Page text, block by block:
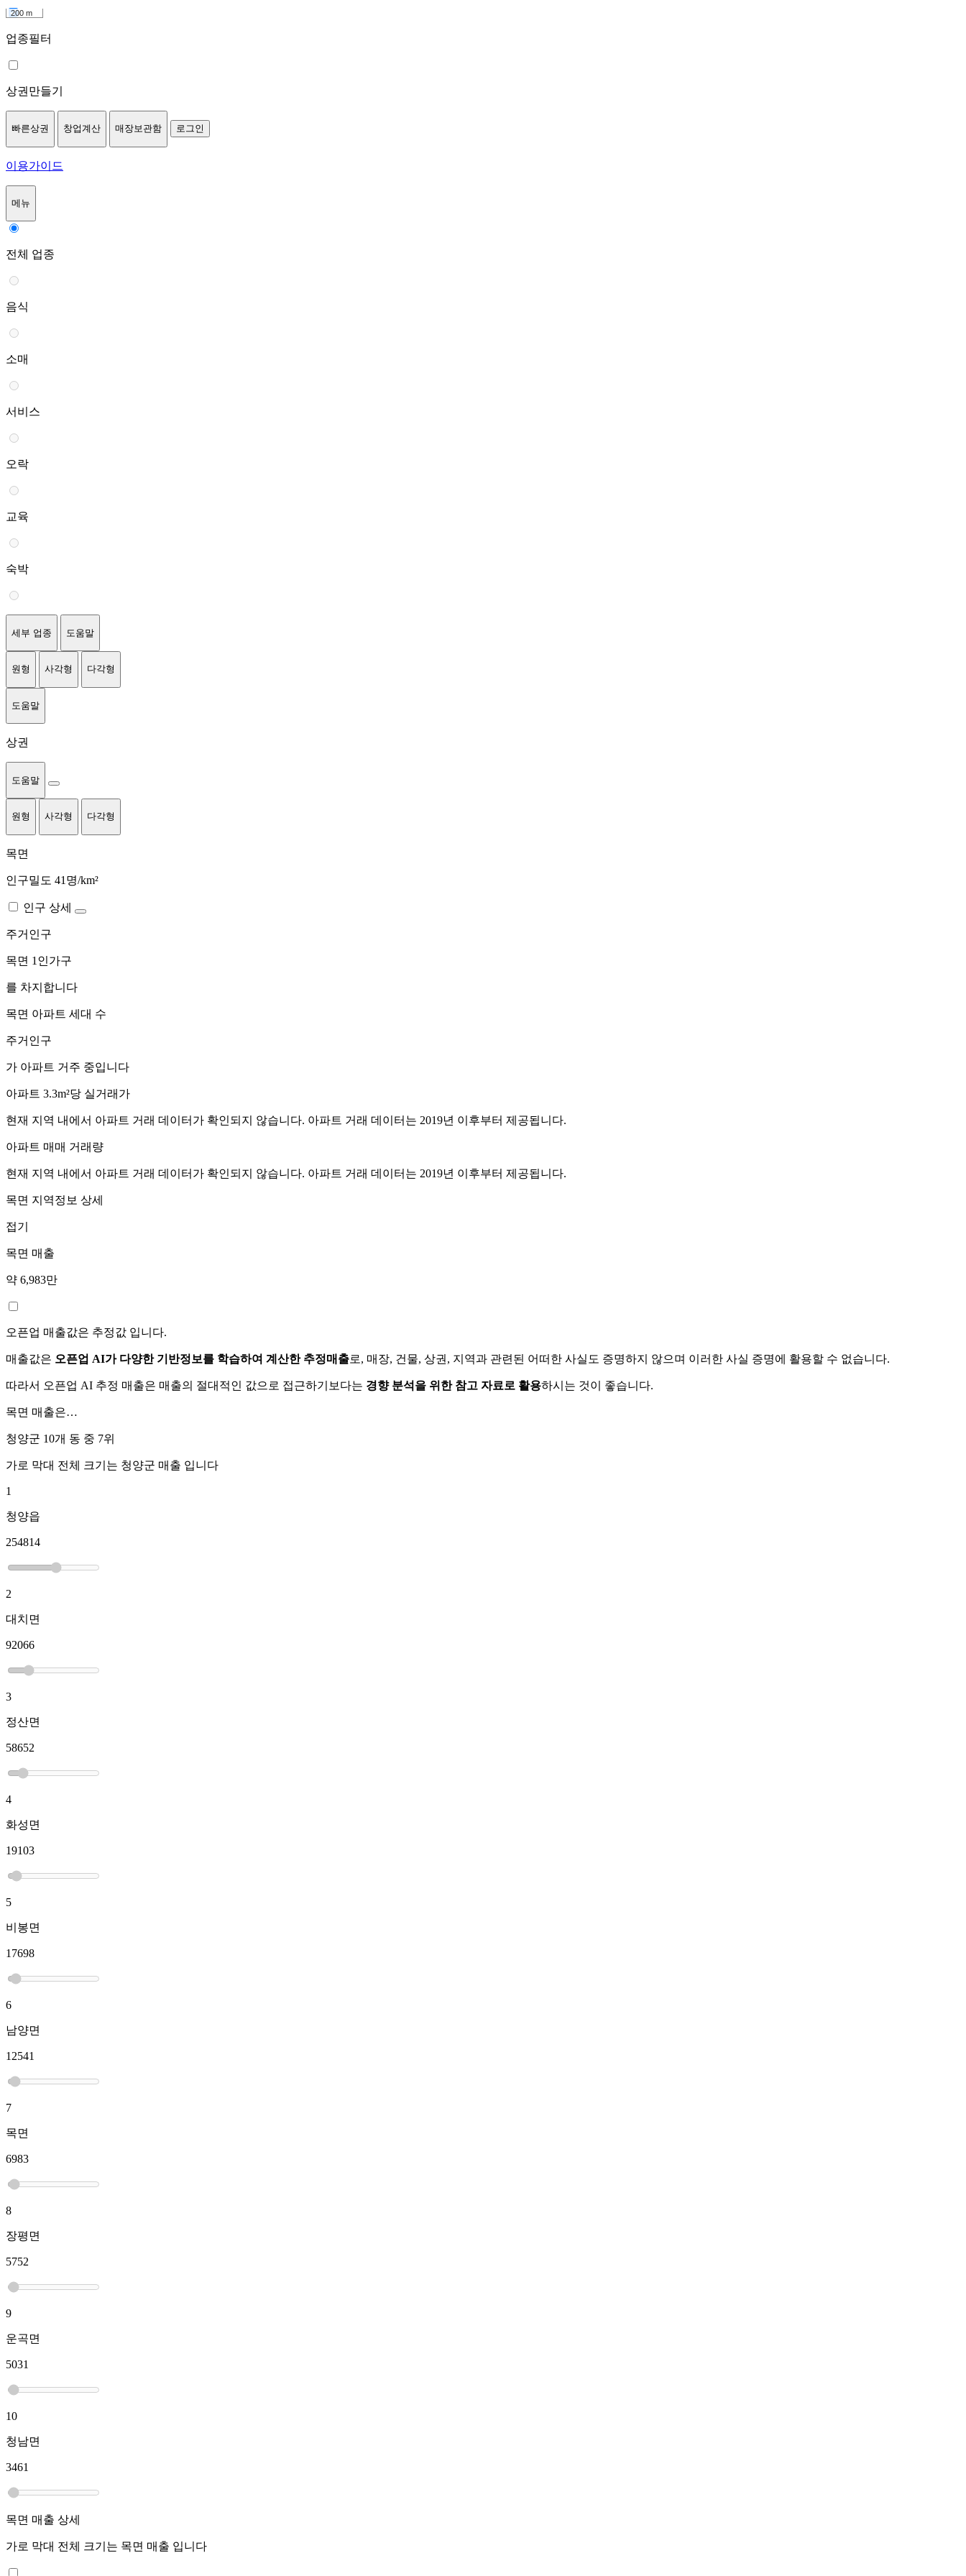
200 m
업종필터
상권만들기
빠른상권 창업계산 매장보관함 로그인
이용가이드
메뉴
전체 업종
음식
소매
서비스
오락
교육
숙박
세부 업종 도움말
원형 사각형 다각형
도움말
상권
도움말
원형 사각형 다각형
목면
인구밀도 41명/km²
인구 상세
주거인구
목면 1인가구
를 차지합니다
목면 아파트 세대 수
주거인구
가 아파트 거주 중입니다
아파트 3.3m²당 실거래가
현재 지역 내에서 아파트 거래 데이터가 확인되지 않습니다. 아파트 거래 데이터는 2019년 이후부터 제공됩니다.
아파트 매매 거래량
현재 지역 내에서 아파트 거래 데이터가 확인되지 않습니다. 아파트 거래 데이터는 2019년 이후부터 제공됩니다.
목면 지역정보 상세
접기
목면 매출
약 6,983만
오픈업 매출값은 추정값 입니다.
매출값은 오픈업 AI가 다양한 기반정보를 학습하여 계산한 추정매출로, 매장, 건물, 상권, 지역과 관련된 어떠한 사실도 증명하지 않으며 이러한 사실 증명에 활용할 수 없습니다.
따라서 오픈업 AI 추정 매출은 매출의 절대적인 값으로 접근하기보다는 경향 분석을 위한 참고 자료로 활용하시는 것이 좋습니다.
목면 매출은…
청양군 10개 동 중 7위
가로 막대 전체 크기는 청양군 매출 입니다
1
청양읍
254814
2
대치면
92066
3
정산면
58652
4
화성면
19103
5
비봉면
17698
6
남양면
12541
7
목면
6983
8
장평면
5752
9
운곡면
5031
10
청남면
3461
목면 매출 상세
가로 막대 전체 크기는 목면 매출 입니다